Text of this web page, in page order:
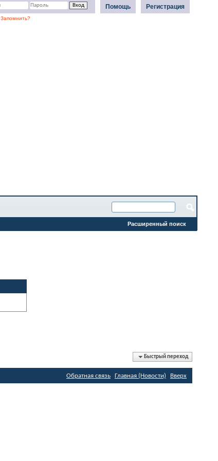
Регистрация
Помощь
Запомнить?
Расширенный поиск
Быстрый переход
Обратная связь Главная (Новости) Вверх